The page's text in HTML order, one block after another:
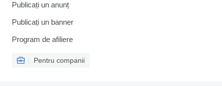
Publicați un anunț
Publicați un banner
Program de afiliere
Pentru companii